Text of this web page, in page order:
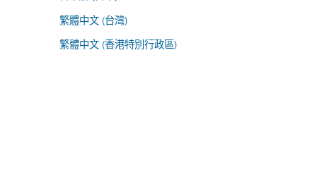
繁體中文 (台灣)
繁體中文 (香港特別行政區)